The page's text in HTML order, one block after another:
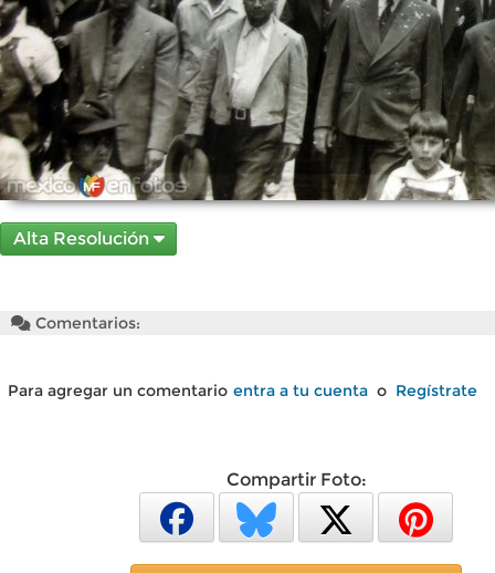
Alta Resolución
Comentarios:
Para agregar un comentario entra a tu cuenta o Regístrate
Compartir Foto: